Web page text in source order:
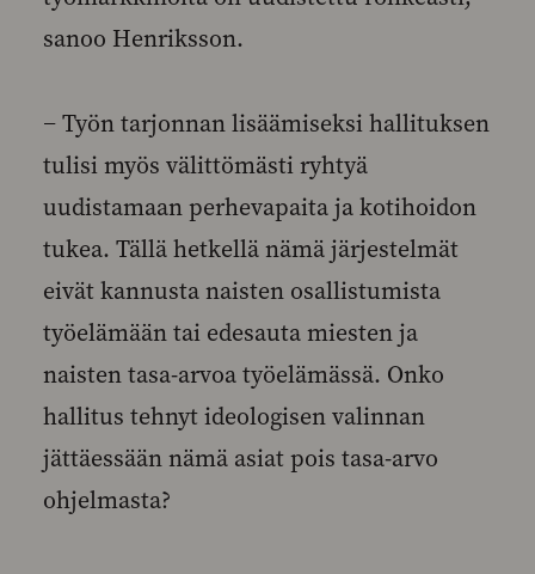
sanoo Henriksson.
− Työn tarjonnan lisäämiseksi hallituksen
tulisi myös välittömästi ryhtyä
uudistamaan perhevapaita ja kotihoidon
tukea. Tällä hetkellä nämä järjestelmät
eivät kannusta naisten osallistumista
työelämään tai edesauta miesten ja
naisten tasa-arvoa työelämässä. Onko
hallitus tehnyt ideologisen valinnan
jättäessään nämä asiat pois tasa-arvo
ohjelmasta?